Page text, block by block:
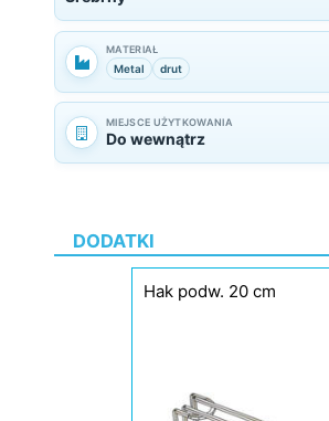
MATERIAŁ
Metal drut
MIEJSCE UŻYTKOWANIA
Do wewnątrz
DODATKI
Hak podw. 20 cm